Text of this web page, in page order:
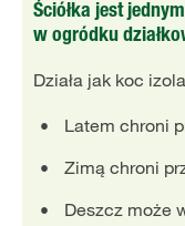
Ściółka jest
w ogródku
Działa jak koc
Latem chroni
Zimą chroni
Deszcz może